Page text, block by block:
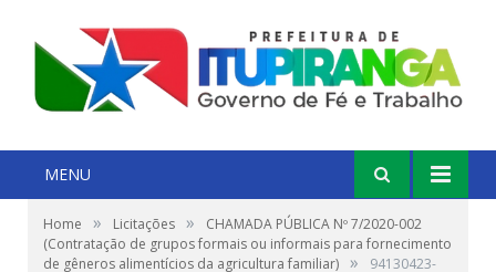
MENU
Home » Licitações »
CHAMADA PÚBLICA Nº 7/2020-002
(Contratação de grupos formais ou informais para fornecimento
de gêneros alimentícios da agricultura familiar) »
94130423-